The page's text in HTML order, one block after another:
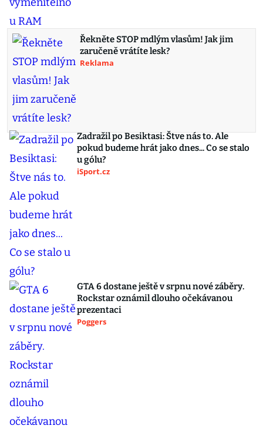
Řekněte STOP mdlým vlasům! Jak jim
zaručeně vrátíte lesk?
Reklama
Zadražil po Besiktasi: Štve nás to. Ale
pokud budeme hrát jako dnes... Co se stalo
u gólu?
iSport.cz
GTA 6 dostane ještě v srpnu nové záběry.
Rockstar oznámil dlouho očekávanou
prezentaci
Poggers